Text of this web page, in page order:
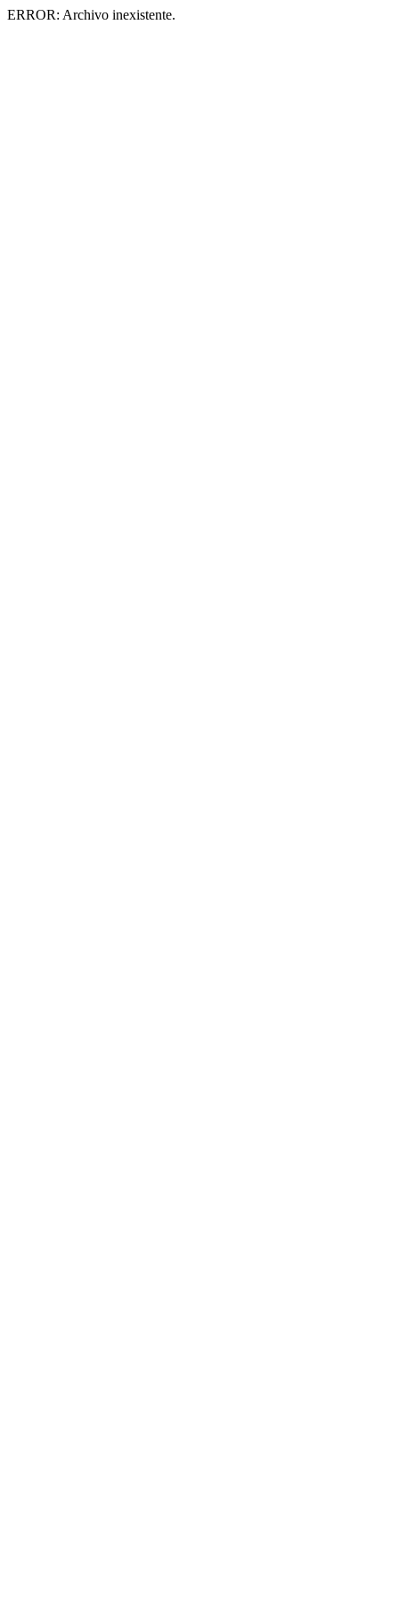
ERROR: Archivo inexistente.